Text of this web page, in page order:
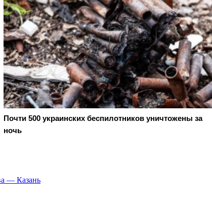
Почти 500 украинских беспилотников уничтожены за
ночь
— Казань